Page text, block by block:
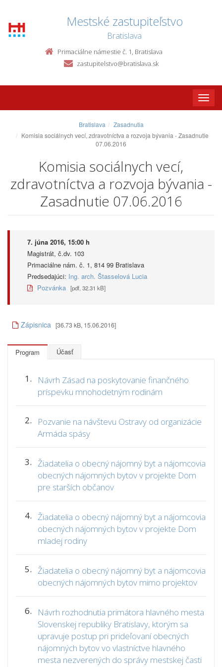
Mestské zastupiteľstvo
Bratislava
Primaciálne námestie č. 1, Bratislava
zastupitelstvo@bratislava.sk
Toggle
Bratislava
Zasadnutia
Komisia sociálnych vecí, zdravotníctva a rozvoja bývania - Zasadnutie
07.06.2016
Komisia sociálnych vecí,
zdravotníctva a rozvoja bývania -
Zasadnutie 07.06.2016
7. júna 2016, 15:00 h
Magistrát, č.dv. 103
Primaciálne nám. č. 1, 814 99 Bratislava
Predsedajúci: Ing. arch. Štasselová Lucia
Pozvánka [pdf, 32.31 kB]
Zápisnica [36.73 kB, 15.06.2016]
Program Účasť
1.
Návrh Zásad na poskytovanie finančného
príspevku mnohodetným rodinám
2.
Pozvanie na návštevu Ostravy od organizácie
Armáda spásy
3. Žiadatelia o obecný nájomný byt a nájomcovia
obecných nájomných bytov v projekte Dom
pre starších občanov
4. Žiadatelia o obecný nájomný byt a nájomcovia
obecných nájomných bytov v projekte Dom
mladej rodiny
5. Žiadatelia o obecný nájomný byt a nájomcovia
obecných nájomných bytov mimo projektov
6.
Návrh rozhodnutia primátora hlavného mesta
Slovenskej republiky Bratislavy, ktorým sa
upravuje postup pri prideľovaní obecných
nájomných bytov vo vlastníctve hlavného
mesta nezverených do správy mestskej časti